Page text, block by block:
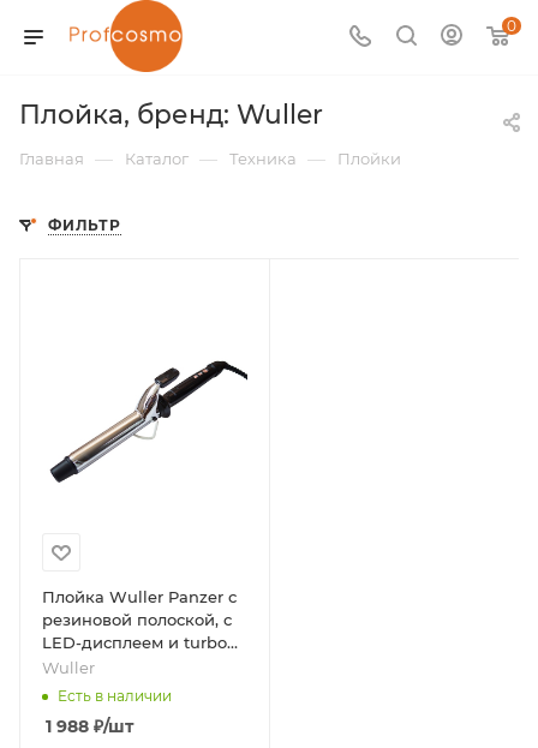
0
Плойка, бренд: Wuller
Главная — Каталог — Техника — Плойки
ФИЛЬТР
Плойка Wuller Panzer с
резиновой полоской, с
LED-дисплеем и turbo
нагревом (WP.311-30),
бренд - Wuller
Wuller
Есть в наличии
1 988 ₽/шт